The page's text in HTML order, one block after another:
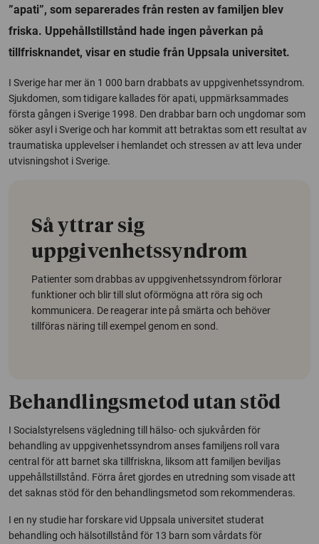
”apati”, som separerades från resten av familjen blev
friska. Uppehållstillstånd hade ingen påverkan på
tillfrisknandet, visar en studie från Uppsala universitet.
I Sverige har mer än 1 000 barn drabbats av uppgivenhetssyndrom.
Sjukdomen, som tidigare kallades för apati, uppmärksammades
första gången i Sverige 1998. Den drabbar barn och ungdomar som
söker asyl i Sverige och har kommit att betraktas som ett resultat av
traumatiska upplevelser i hemlandet och stressen av att leva under
utvisningshot i Sverige.
Så yttrar sig
uppgivenhetssyndrom
Patienter som drabbas av uppgivenhetssyndrom förlorar
funktioner och blir till slut oförmögna att röra sig och
kommunicera. De reagerar inte på smärta och behöver
tillföras näring till exempel genom en sond.
Behandlingsmetod utan stöd
I Socialstyrelsens vägledning till hälso- och sjukvården för
behandling av uppgivenhetssyndrom anses familjens roll vara
central för att barnet ska tillfriskna, liksom att familjen beviljas
uppehållstillstånd. Förra året gjordes en utredning som visade att
det saknas stöd för den behandlingsmetod som rekommenderas.
I en ny studie har forskare vid Uppsala universitet studerat
behandling och hälsotillstånd för 13 barn som vårdats för